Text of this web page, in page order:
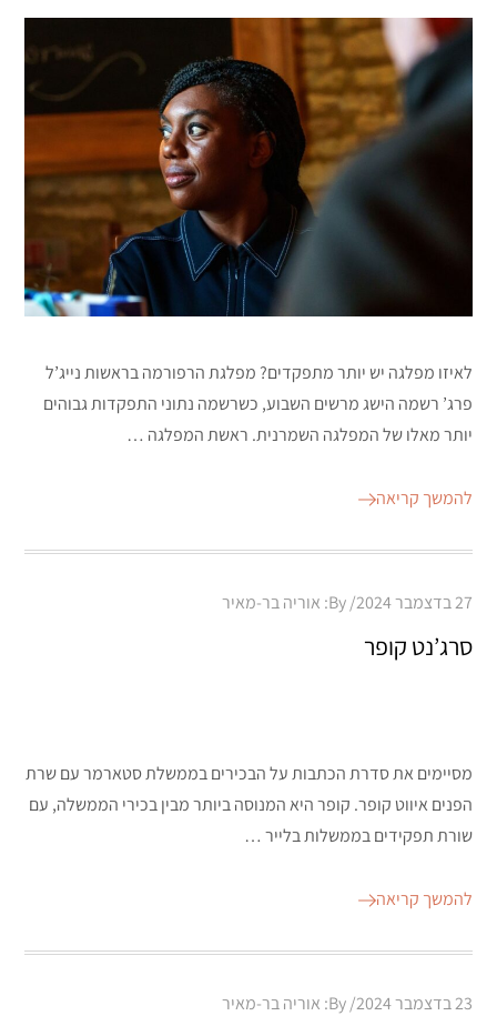
לאיזו מפלגה יש יותר מתפקדים? מפלגת הרפורמה בראשות נייג’ל
פרג’ רשמה הישג מרשים השבוע, כשרשמה נתוני התפקדות גבוהים
יותר מאלו של המפלגה השמרנית. ראשת המפלגה …
להמשך קריאה
Posted
27 בדצמבר 2024 By: אוריה בר-מאיר
סרג’נט קופר
מסיימים את סדרת הכתבות על הבכירים בממשלת סטארמר עם שרת
הפנים איווט קופר. קופר היא המנוסה ביותר מבין בכירי הממשלה, עם
שורת תפקידים בממשלות בלייר …
להמשך קריאה
Posted
23 בדצמבר 2024 By: אוריה בר-מאיר